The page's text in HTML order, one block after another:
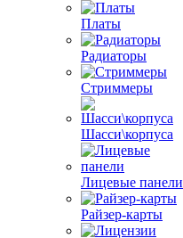
Платы
Радиаторы
Стриммеры
Шасси\корпуса
Лицевые панели
Райзер-карты